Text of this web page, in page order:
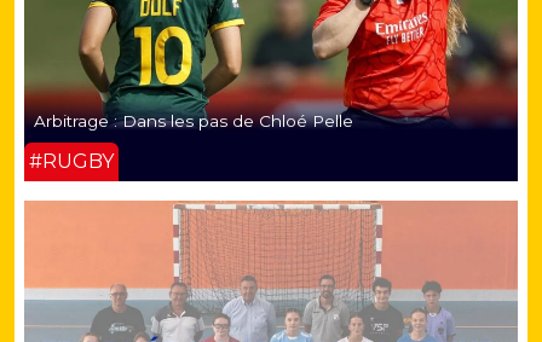
Arbitrage : Dans les pas de Chloé Pelle
#RUGBY